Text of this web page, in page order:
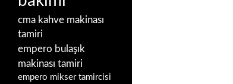
cma kahve makinası
tamiri
empero bulaşık
makinası tamiri
empero mikser tamircisi